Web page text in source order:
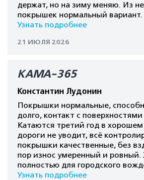
держат, но на зиму меняю. Из
покрышек нормальный вариант.
Узнать подробнее
21 ИЮЛЯ 2026
КАМА-365
Константин Лудонин
Покрышки нормальные,
долго, контакт с
Катаются третий год в
дороги не уводит, всё
покрышки качественные, без
пор износ умеренный и ровный.
полностью для городского
Узнать подробнее